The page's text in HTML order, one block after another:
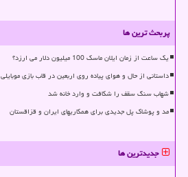
پربحث ترین ها
یک ساعت از زمان ایلان ماسک 100 میلیون دلار می ارزد؟
داستانی از حال و هوای پیاده روی اربعین در قاب بازی موبایلی
شهاب سنگ سقف را شکافت و وارد خانه شد
مد و پوشاک پل جدیدی برای همکاریهای ایران و قزاقستان
جدیدترین ها